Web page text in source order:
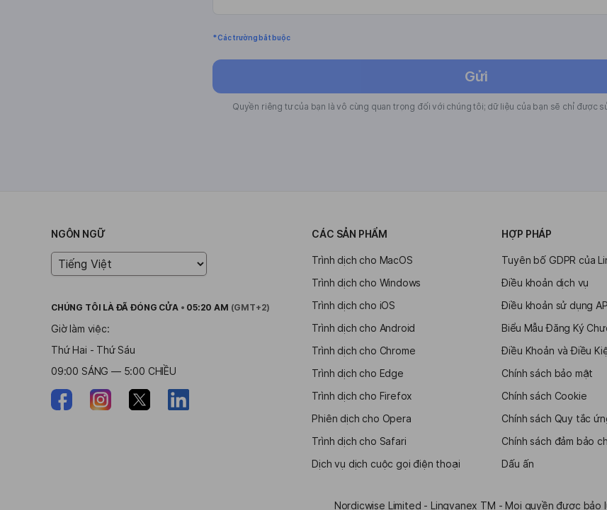
* Các trường bắt buộc
Gửi
Quyền riêng tư của bạn là vô cùng quan trọng đối với chúng tôi; dữ liệu của bạn sẽ chỉ được
NGÔN NGỮ
CHÚNG TÔI LÀ ĐÃ ĐÓNG CỬA • 05:20 AM (GMT+2)
Giờ làm việc:
Thứ Hai - Thứ Sáu
09:00 SÁNG — 5:00 CHIỀU
CÁC SẢN PHẨM
Trình dịch cho MacOS
Trình dịch cho Windows
Trình dịch cho iOS
Trình dịch cho Android
Trình dịch cho Chrome
Trình dịch cho Edge
Trình dịch cho Firefox
Phiên dịch cho Opera
Trình dịch cho Safari
Dịch vụ dịch cuộc gọi điện thoại
HỢP PHÁP
Tuyên bố GDPR của
Điều khoản dịch vụ
Điều khoản sử dụng
Biểu Mẫu Đăng Ký
Điều Khoản và Điều
Chính sách bảo mật
Chính sách Cookie
Chính sách Quy tắc
Chính sách đảm bảo
Dấu ấn
Nordicwise Limited - Lingvanex TM - Mọi quyền được bảo